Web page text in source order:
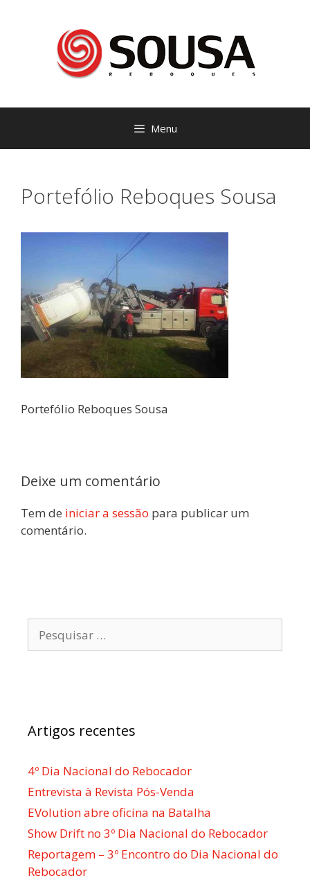
Menu
Portefólio Reboques Sousa
Portefólio Reboques Sousa
Deixe um comentário
Tem de iniciar a sessão para publicar um
comentário.
por:
Artigos recentes
4º Dia Nacional do Rebocador
Entrevista à Revista Pós-Venda
EVolution abre oficina na Batalha
Show Drift no 3º Dia Nacional do Rebocador
Reportagem – 3º Encontro do Dia Nacional do
Rebocador